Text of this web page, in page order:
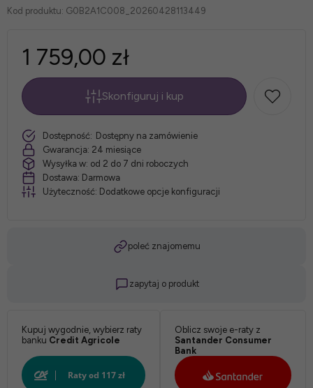
Kod produktu: G0B2A1C008_20260428113449
1 759,00 zł
*Rozmiar
materaca:
*
szt.
Skonfiguruj i kup
Dostępność: Dostępny na zamówienie
Gwarancja: 24 miesiące
Wysyłka w: od 2 do 7 dni roboczych
Dostawa: Darmowa
Użyteczność: Dodatkowe opcje konfiguracji
poleć znajomemu
zapytaj o produkt
Kupuj wygodnie, wybierz raty
banku Credit Agricole
Oblicz swoje e-raty z
Santander Consumer
Bank